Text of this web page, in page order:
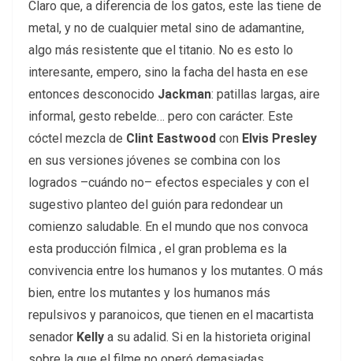
Claro que, a diferencia de los gatos, este las tiene de
metal, y no de cualquier metal sino de adamantine,
algo más resistente que el titanio. No es esto lo
interesante, empero, sino la facha del hasta en ese
entonces desconocido Jackman: patillas largas, aire
informal, gesto rebelde… pero con carácter. Este
cóctel mezcla de Clint Eastwood con Elvis Presley
en sus versiones jóvenes se combina con los
logrados –cuándo no– efectos especiales y con el
sugestivo planteo del guión para redondear un
comienzo saludable. En el mundo que nos convoca
esta producción filmica , el gran problema es la
convivencia entre los humanos y los mutantes. O más
bien, entre los mutantes y los humanos más
repulsivos y paranoicos, que tienen en el macartista
senador Kelly a su adalid. Si en la historieta original